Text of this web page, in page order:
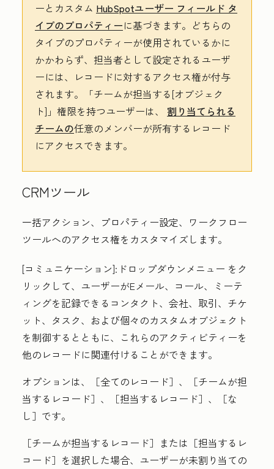
ーとカスタム HubSpotユーザー フィールド タ
イプのプロパティーに基づきます。どちらの
タイプのプロパティーが使用されているかに
かかわらず、担当者として設定されるユーザ
ーには、レコードに対するアクセス権が付与
されます。
「チームが担当する[オブジェク
ト] 」権限を持つユーザーは、 割り当てられる
チームの任意のメンバーが所有するレコード
にアクセスできます。
CRMツール
一括アクション、プロパティー設定、ワークフロー
ツールへのアクセス権をカスタマイズします。
[コミュニケーション]: ドロップダウンメニュー をク
リックして、ユーザーがEメール、コール、ミーテ
ィングを記録できるコンタクト、会社、取引、チケ
ット、タスク、および個々のカスタムオブジェクト
を制御するとともに、これらのアクティビティーを
他のレコードに関連付けることができます。
オプションは、［全てのレコード］ 、［チームが担
当するレコード］ 、［担当するレコード］ 、［な
し］ です。
［チームが担当するレコード］または［担当するレ
コード］ を選択した場合、ユーザーが未割り当ての